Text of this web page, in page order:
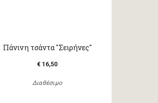
Πάνινη τσάντα ''Σειρήνες''
€ 16,50
Διαθέσιμο